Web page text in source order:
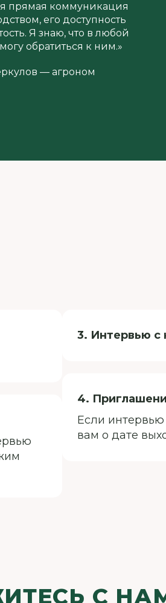
прямая коммуникация
его доступность
Я знаю, что в любой
обратиться к ним.»
— агроном
3. Интервью
4.
Если
вам о дате
С